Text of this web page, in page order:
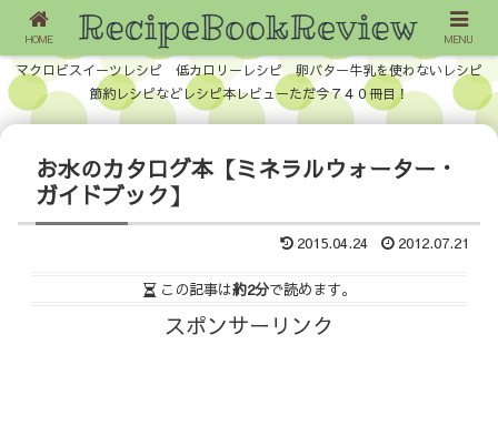
マクロビスイーツレシピ 低カロリーレシピ 卵バター牛乳を使わないレシピ
節約レシピなどレシピ本レビューただ今７４０冊目！
お水のカタログ本【ミネラルウォーター・
ガイドブック】
2015.04.24 2012.07.21
この記事は約2分で読めます。
スポンサーリンク
HOME MENU